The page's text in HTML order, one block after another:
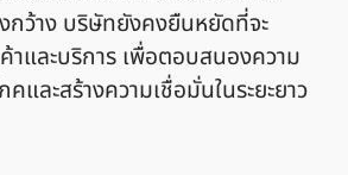
กว้าง บริษัทยังคงยืนหยัดที่จะ
ละบริการ เพื่อตอบสนองความ
และสร้างความเชื่อมั่นในระยะยาว